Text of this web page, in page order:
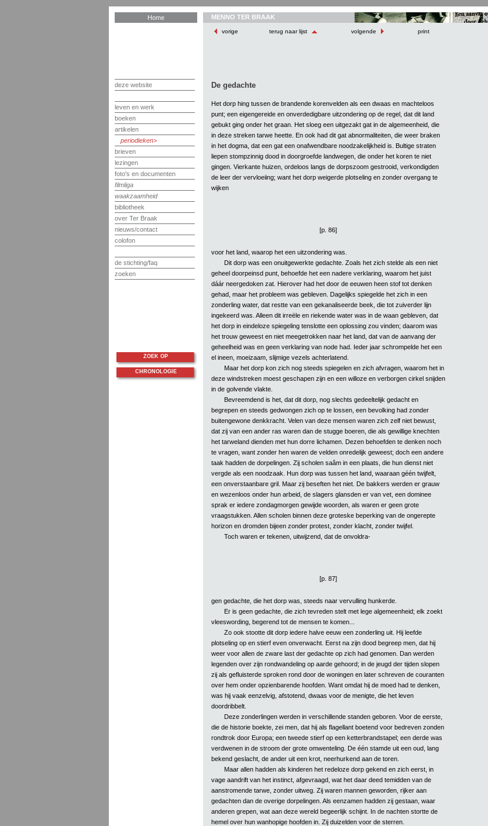
Home
deze website
leven en werk
boeken
artikelen
periodieken
brieven
lezingen
foto's en documenten
filmliga
waakzaamheid
bibliotheek
over Ter Braak
nieuws/contact
colofon
de stichting/faq
zoeken
MENNO TER BRAAK
vorige terug naar lijst volgende print
De gedachte
Het dorp hing tussen de brandende korenvelden als een dwaas en machteloos
punt; een eigengereide en onverdedigbare uitzondering op de regel, dat dit land
gebukt ging onder het graan. Het sloeg een uitgezakt gat in de algemeenheid, die
in deze streken tarwe heette. En ook had dit gat abnormaliteiten, die weer braken
in het dogma, dat een gat een onafwendbare noodzakelijkheid is. Bultige straten
liepen stompzinnig dood in doorgroefde landwegen, die onder het koren te niet
gingen. Vierkante huizen, ordeloos langs de dorpszoom gestrooid, verkondigden
de leer der vervloeiing; want het dorp weigerde plotseling en zonder overgang te
wijken
[p. 86]
voor het land, waarop het een uitzondering was.
Dit dorp was een onuitgewerkte gedachte. Zoals het zich stelde als een niet
geheel doorpeinsd punt, behoefde het een nadere verklaring, waarom het juist
dáár neergedoken zat. Hierover had het door de eeuwen heen stof tot denken
gehad, maar het probleem was gebleven. Dagelijks spiegelde het zich in een
zonderling water, dat restte van een gekanaliseerde beek, die tot zuiverder lijn
ingekeerd was. Alleen dit irreële en riekende water was in de waan gebleven, dat
het dorp in eindeloze spiegeling tenslotte een oplossing zou vinden; daarom was
het trouw geweest en niet meegetrokken naar het land, dat van de aanvang der
geheelheid was en geen verklaring van node had. Ieder jaar schrompelde het een
el ineen, moeizaam, slijmige vezels achterlatend.
Maar het dorp kon zich nog steeds spiegelen en zich afvragen, waarom het in
deze windstreken moest geschapen zijn en een willoze en verborgen cirkel snijden
in de golvende vlakte.
Bevreemdend is het, dat dit dorp, nog slechts gedeeltelijk gedacht en
begrepen en steeds gedwongen zich op te lossen, een bevolking had zonder
buitengewone denkkracht. Velen van deze mensen waren zich zelf niet bewust,
dat zij van een ander ras waren dan de stugge boeren, die als gewillige knechten
het tarweland dienden met hun dorre lichamen. Dezen behoefden te denken noch
te vragen, want zonder hen waren de velden onredelijk geweest; doch een andere
taak hadden de dorpelingen. Zij scholen saâm in een plaats, die hun dienst niet
vergde als een noodzaak. Hun dorp was tussen het land, waaraan géén twijfelt,
een onverstaanbare gril. Maar zij beseften het niet. De bakkers werden er grauw
en wezenloos onder hun arbeid, de slagers glansden er van vet, een dominee
sprak er iedere zondagmorgen gewijde woorden, als waren er geen grote
vraagstukken. Allen scholen binnen deze groteske beperking van de ongerepte
horizon en dromden bijeen zonder protest, zonder klacht, zonder twijfel.
Toch waren er tekenen, uitwijzend, dat de onvoldra-
[p. 87]
gen gedachte, die het dorp was, steeds naar vervulling hunkerde.
Er is geen gedachte, die zich tevreden stelt met lege algemeenheid; elk zoekt
vleeswording, begerend tot de mensen te komen...
Zo ook stootte dit dorp iedere halve eeuw een zonderling uit. Hij leefde
plotseling op en stierf even onverwacht. Eerst na zijn dood begreep men, dat hij
weer voor allen de zware last der gedachte op zich had genomen. Dan werden
legenden over zijn rondwandeling op aarde gehoord; in de jeugd der tijden slopen
zij als gefluisterde sproken rond door de woningen en later schreven de couranten
over hem onder opzienbarende hoofden. Want omdat hij de moed had te denken,
was hij vaak eenzelvig, afstotend, dwaas voor de menigte, die het leven
doordribbelt.
Deze zonderlingen werden in verschillende standen geboren. Voor de eerste,
die de historie boekte, zei men, dat hij als flagellant boetend voor bedreven zonden
rondtrok door Europa; een tweede stierf op een ketterbrandstapel; een derde was
verdwenen in de stroom der grote omwenteling. De één stamde uit een oud, lang
bekend geslacht, de ander uit een krot, neerhurkend aan de toren.
Maar allen hadden als kinderen het redeloze dorp gekend en zich eerst, in
vage aandrift van het instinct, afgevraagd, wat het daar deed temidden van de
aanstromende tarwe, zonder uitweg. Zij waren mannen geworden, rijker aan
gedachten dan de overige dorpelingen. Als eenzamen hadden zij gestaan, waar
anderen grepen, wat aan deze wereld begeerlijk schijnt. In de nachten stortte de
hemel over hun wanhopige hoofden in. Zij duizelden voor de sterren.
ZOEK OP
CHRONOLOGIE